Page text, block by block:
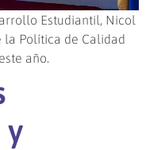
Estudiantil, Nicol
Política de Calidad
año.
y